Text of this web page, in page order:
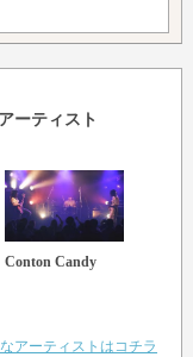
ーティスト
Conton Candy
アーティストはコチラ